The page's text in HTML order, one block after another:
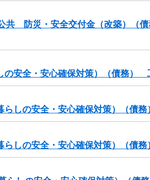
共 防災・安全交付金（改築）（
の安全・安心確保対策）（債務）
しの安全・安心確保対策）（債
らしの安全・安心確保対策）（債